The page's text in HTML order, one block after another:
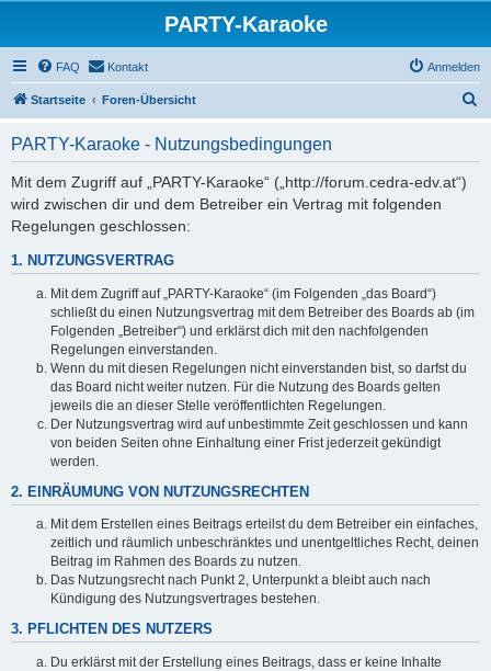
PARTY-Karaoke
FAQ Kontakt Anmelden
Startseite Foren-Übersicht
PARTY-Karaoke - Nutzungsbedingungen
Mit dem Zugriff auf „PARTY-Karaoke“ („http://forum.cedra-edv.at“)
wird zwischen dir und dem Betreiber ein Vertrag mit folgenden
Regelungen geschlossen:
1. NUTZUNGSVERTRAG
Mit dem Zugriff auf „PARTY-Karaoke“ (im Folgenden „das Board“)
schließt du einen Nutzungsvertrag mit dem Betreiber des Boards ab (im
Folgenden „Betreiber“) und erklärst dich mit den nachfolgenden
Regelungen einverstanden.
Wenn du mit diesen Regelungen nicht einverstanden bist, so darfst du
das Board nicht weiter nutzen. Für die Nutzung des Boards gelten
jeweils die an dieser Stelle veröffentlichten Regelungen.
Der Nutzungsvertrag wird auf unbestimmte Zeit geschlossen und kann
von beiden Seiten ohne Einhaltung einer Frist jederzeit gekündigt
werden.
2. EINRÄUMUNG VON NUTZUNGSRECHTEN
Mit dem Erstellen eines Beitrags erteilst du dem Betreiber ein einfaches,
zeitlich und räumlich unbeschränktes und unentgeltliches Recht, deinen
Beitrag im Rahmen des Boards zu nutzen.
Das Nutzungsrecht nach Punkt 2, Unterpunkt a bleibt auch nach
Kündigung des Nutzungsvertrages bestehen.
3. PFLICHTEN DES NUTZERS
Du erklärst mit der Erstellung eines Beitrags, dass er keine Inhalte